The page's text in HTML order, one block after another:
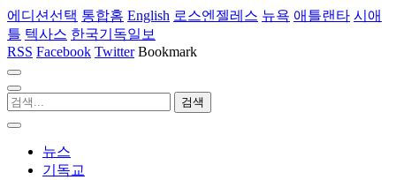
에디션선택 통합홈 English 로스엔젤레스 뉴욕 애틀랜타 시애
틀 텍사스 한국기독일보
RSS Facebook Twitter Bookmark
뉴스
기독교